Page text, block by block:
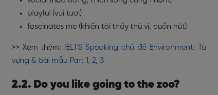
playful (vui tươi)
fascinates me (khiến tôi thấy thú vị, cuốn hút)
>> Xem thêm:
IELTS Speaking chủ đề Environment: Từ
vựng & bài mẫu Part 1, 2, 3
2.2. Do you like going to the zoo?